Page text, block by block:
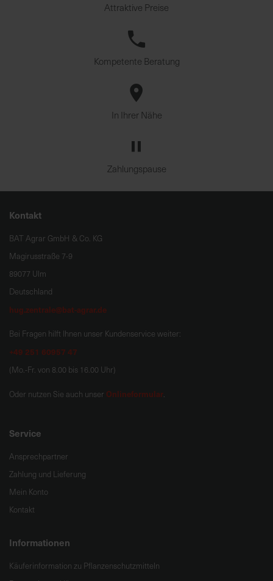
Attraktive Preise
Kompetente Beratung
In Ihrer Nähe
Zahlungspause
Kontakt
BAT Agrar GmbH & Co. KG
Magirusstraße 7-9
89077 Ulm
Deutschland
hug.zentrale@bat-agrar.de
Bei Fragen hilft Ihnen unser Kundenservice weiter:
+49 251 60957 47
(Mo.-Fr. von 8.00 bis 16.00 Uhr)
Oder nutzen Sie auch unser Onlineformular.
Service
Ansprechpartner
Zahlung und Lieferung
Mein Konto
Kontakt
Informationen
Käuferinformation zu Pflanzenschutzmitteln